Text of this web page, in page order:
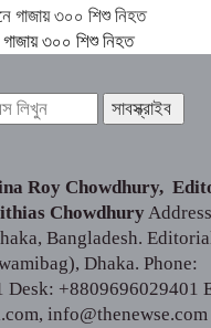
গাজায় ৩০০ শিশু নিহত
Roy Chowdhury,
Chowdhury
Bangladesh.
Dhaka. Phone:
Desk: +8809696029401